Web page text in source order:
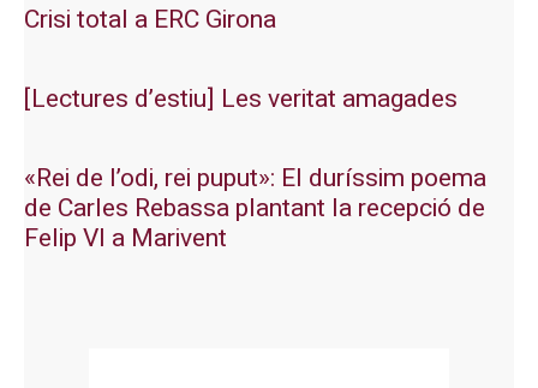
Crisi total a ERC Girona
[Lectures d’estiu] Les veritat amagades
«Rei de l’odi, rei puput»: El duríssim poema
de Carles Rebassa plantant la recepció de
Felip VI a Marivent